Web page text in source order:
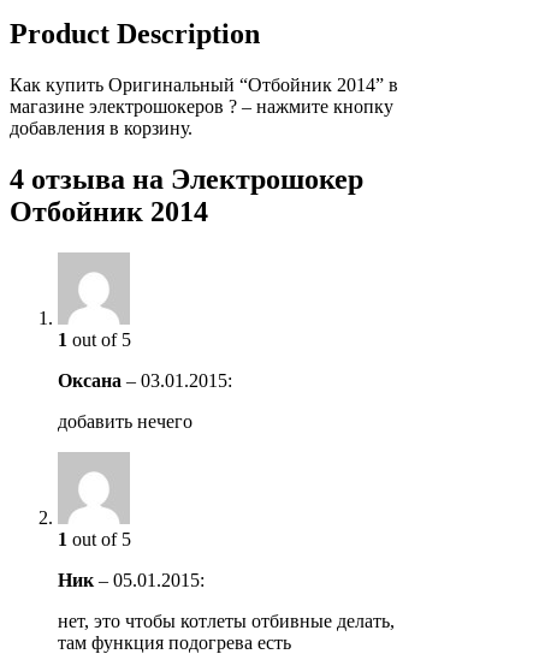
Product Description
Как купить Оригинальный “Отбойник 2014” в
магазине электрошокеров ? – нажмите кнопку
добавления в корзину.
4 отзыва на Электрошокер
Отбойник 2014
1 out of 5
Оксана – 03.01.2015:
добавить нечего
1 out of 5
Ник – 05.01.2015:
нет, это чтобы котлеты отбивные делать,
там функция подогрева есть